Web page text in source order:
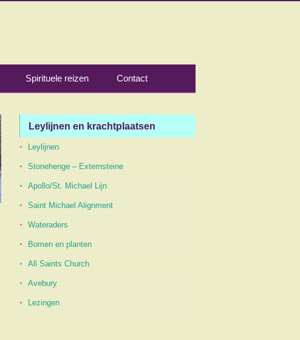
Spirituele reizen Contact
Leylijnen en krachtplaatsen
Leylijnen
Stonehenge – Externsteine
Apollo/St. Michael Lijn
Saint Michael Alignment
Wateraders
Bomen en planten
All Saints Church
Avebury
Lezingen